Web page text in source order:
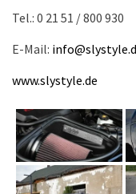
E-Mail:info@slystyle.de
www.slystyle.de